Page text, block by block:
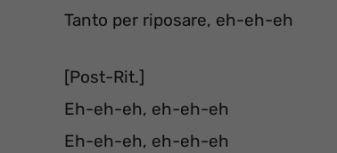
Tanto per riposare, eh-eh-eh
[Post-Rit.]
Eh-eh-eh, eh-eh-eh
Eh-eh-eh, eh-eh-eh